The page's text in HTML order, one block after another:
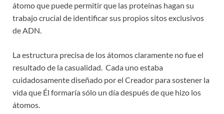
átomo que puede permitir que las proteínas hagan su
trabajo crucial de identificar sus propios sitos exclusivos
de ADN.
La estructura precisa de los átomos claramente no fue el
resultado de la casualidad. Cada uno estaba
cuidadosamente diseñado por el Creador para sostener la
vida que Él formaría sólo un día después de que hizo los
átomos.